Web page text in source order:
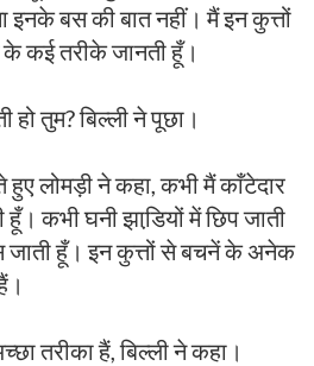
इनके बस की बात नहीं। मैं इन कुत्तों
कई तरीके जानती हूँ।
तुम? बिल्ली ने पूछा।
लोमड़ी ने कहा, कभी मैं काँटेदार
हूँ। कभी घनी झाडि़यों में छिप जाती
जाती हूँ। इन कुत्तों से बचनें के अनेक
तरीका हैं, बिल्ली ने कहा।